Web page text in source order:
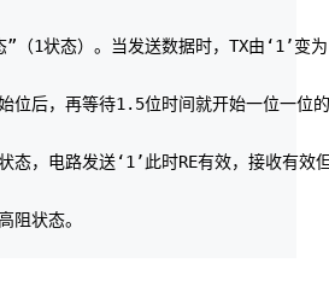
”（1状态）。当发送数据时，TX由‘1’变
位后，再等待1.5位时间就开始一位一位
态，电路发送‘1’此时RE有效，接收有效